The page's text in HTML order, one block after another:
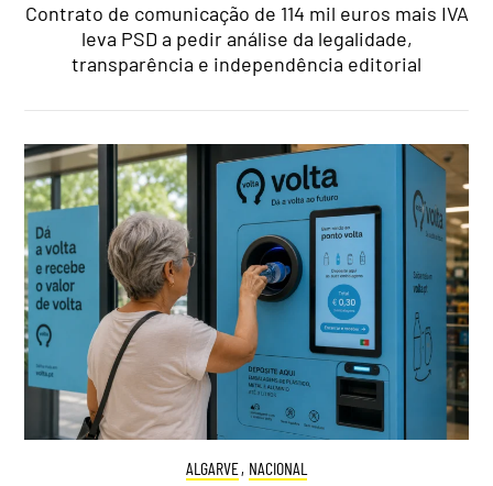
Contrato de comunicação de 114 mil euros mais IVA
leva PSD a pedir análise da legalidade,
transparência e independência editorial
ALGARVE, NACIONAL